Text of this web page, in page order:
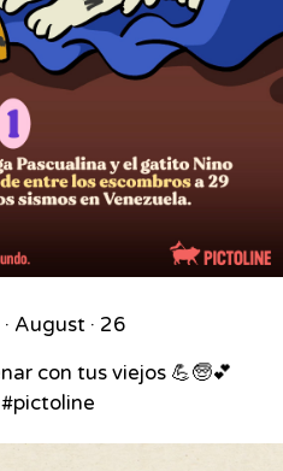
August · 26
con tus viejos 💪🧓💕